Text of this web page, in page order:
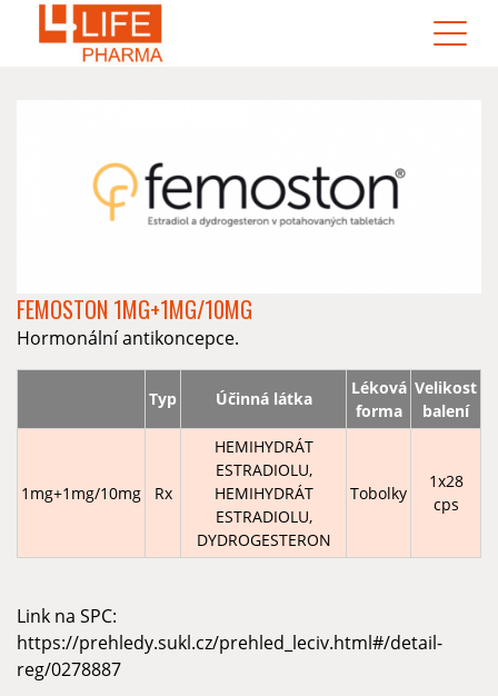
FEMOSTON 1MG+1MG/10MG
Hormonální antikoncepce.
Typ Účinná látka
Léková
forma
Velikost
balení
1mg+1mg/10mg Rx
HEMIHYDRÁT
ESTRADIOLU,
HEMIHYDRÁT
ESTRADIOLU,
DYDROGESTERON
Tobolky
1x28
cps
Link na SPC:
https://prehledy.sukl.cz/prehled_leciv.html#/detail-
reg/0278887